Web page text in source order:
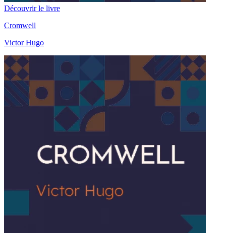
Découvrir le livre
Cromwell
Victor Hugo